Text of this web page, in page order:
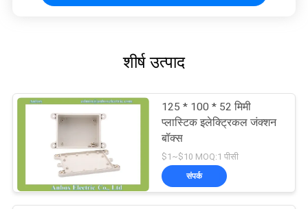
शीर्ष उत्पाद
125 * 100 * 52 मिमी
प्लास्टिक इलेक्ट्रिकल जंक्शन
बॉक्स
$1~$10 MOQ:1 पीसी
संपर्क